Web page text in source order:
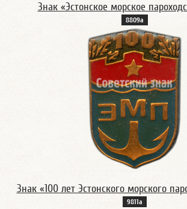
Знак «Эстонское морское
8809а
Знак «100 лет Эстонского морского
9811а